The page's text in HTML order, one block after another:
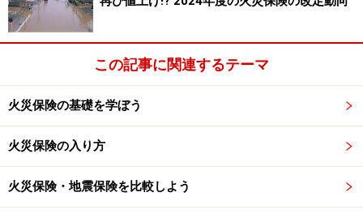
自転車の事故だけを補償する
し自転車事故の補償ニーズもあることから、
傷害保険」で代用 しているケースがほとんどです。
交通事故傷害保険
は、交通事故全般を補償する保険であ
るため、自転車事故だけでなく、自動車やバイク、航空
機、電車、船舶、エスカレーターなどによるケガも補償
対象です。なお交通事故以外のケガも補償する「普通傷
この記事に関連するテーマ
火災保険の基礎を学ぼう
火災保険の入り方
火災保険・地震保険を比較しよう